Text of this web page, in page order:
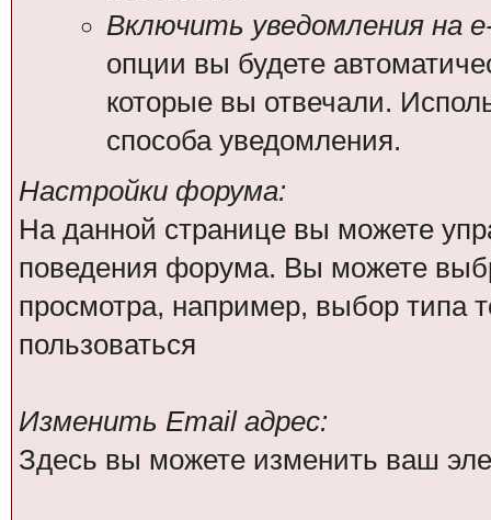
Включить уведомления на
опции вы будете
которые вы отвечали.
способа уведомления.
Настройки форума:
На данной странице вы можете
поведения форума. Вы можете
просмотра, например, выбор типа
пользоваться
Изменить Email адрес:
Здесь вы можете изменить ваш